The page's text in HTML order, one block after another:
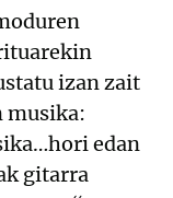
izan zait
musika:
edan
gitarra